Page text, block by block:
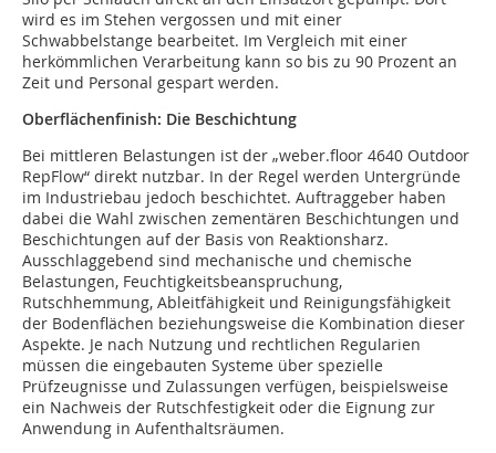
wird es im Stehen vergossen und mit einer
Schwabbelstange bearbeitet. Im Vergleich mit einer
herkömmlichen Verarbeitung kann so bis zu 90 Prozent an
Zeit und Personal gespart werden.
Oberflächenfinish: Die Beschichtung
Bei mittleren Belastungen ist der „weber.floor 4640 Outdoor
RepFlow“ direkt nutzbar. In der Regel werden Untergründe
im Industriebau jedoch beschichtet. Auftraggeber haben
dabei die Wahl zwischen zementären Beschichtungen und
Beschichtungen auf der Basis von Reaktionsharz.
Ausschlaggebend sind mechanische und chemische
Belastungen, Feuchtigkeitsbeanspruchung,
Rutschhemmung, Ableitfähigkeit und Reinigungsfähigkeit
der Bodenflächen beziehungsweise die Kombination dieser
Aspekte. Je nach Nutzung und rechtlichen Regularien
müssen die eingebauten Systeme über spezielle
Prüfzeugnisse und Zulassungen verfügen, beispielsweise
ein Nachweis der Rutschfestigkeit oder die Eignung zur
Anwendung in Aufenthaltsräumen.